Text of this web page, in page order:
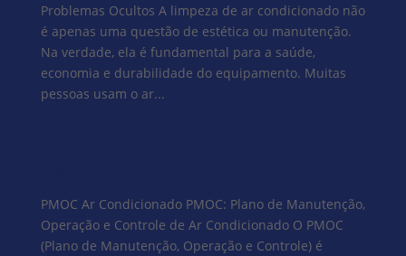
Problemas Ocultos A limpeza de ar condicionado não
é apenas uma questão de estética ou manutenção.
Na verdade, ela é fundamental para a saúde,
economia e durabilidade do equipamento. Muitas
pessoas usam o ar...
PMOC Ar Condicionado PMOC: Plano de Manutenção,
Operação e Controle de Ar Condicionado O PMOC
(Plano de Manutenção, Operação e Controle) é